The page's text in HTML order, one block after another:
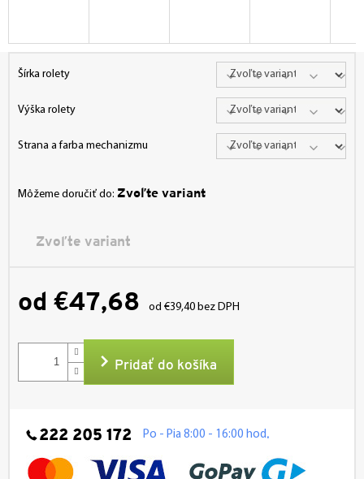
od €47,68 od €39,40 bez DPH
cena:
Šírka rolety
Výška rolety
Strana a farba mechanizmu
Môžeme doručiť do: Zvoľte variant
Zvoľte variant
Pridať do košíka
222 205 172 Po - Pia 8:00 - 16:00 hod .